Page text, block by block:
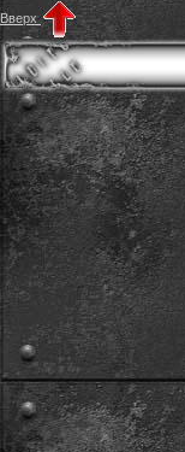
Вверх